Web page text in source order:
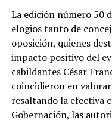
La edición número 50
elogios tanto de
oposición, quienes
impacto positivo del
cabildantes César
coincidieron en
resaltando la efectiva
Gobernación, las